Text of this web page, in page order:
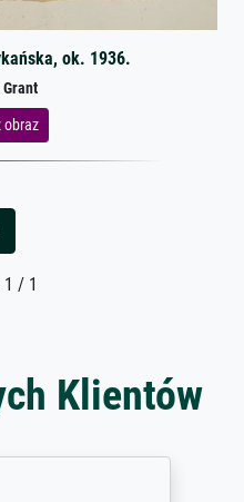
ok. 1936.
Grant
obraz
1 / 1
Klientów